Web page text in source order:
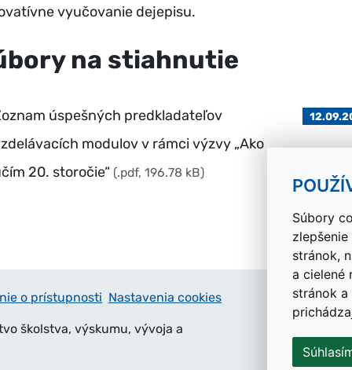
Súbory
stránok,
a cielené
stránok
vyučovanie dejepisu.
na stiahnutie
úspešných predkladateľov
modulov v rámci výzvy „Ako
20. storočie“ (.pdf, 196.78 kB)
o prístupnosti Nastavenia cookies
školstva, výskumu, vývoja a